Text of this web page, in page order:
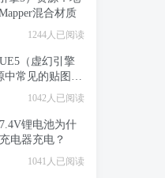
混合材质
1244人已阅读
（虚幻引擎
常见的贴图类
1042人已阅读
锂电池为什
电器充电？
1041人已阅读